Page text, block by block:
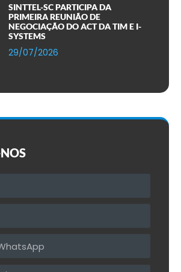
SINTTEL-SC PARTICIPA DA
PRIMEIRA REUNIÃO DE
NEGOCIAÇÃO DO ACT DA TIM E I-
SYSTEMS
29/07/2026